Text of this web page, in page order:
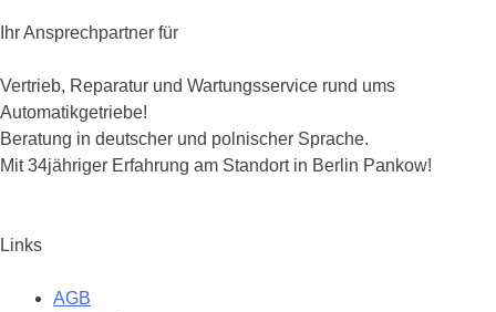
Ihr Ansprechpartner für
Vertrieb, Reparatur und Wartungsservice rund ums
Automatikgetriebe!
Beratung in deutscher und polnischer Sprache.
Mit 34jähriger Erfahrung am Standort in Berlin Pankow!
Links
AGB